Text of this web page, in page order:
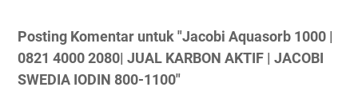
Posting Komentar untuk "Jacobi Aquasorb 1000 |
0821 4000 2080| JUAL KARBON AKTIF | JACOBI
SWEDIA IODIN 800-1100"